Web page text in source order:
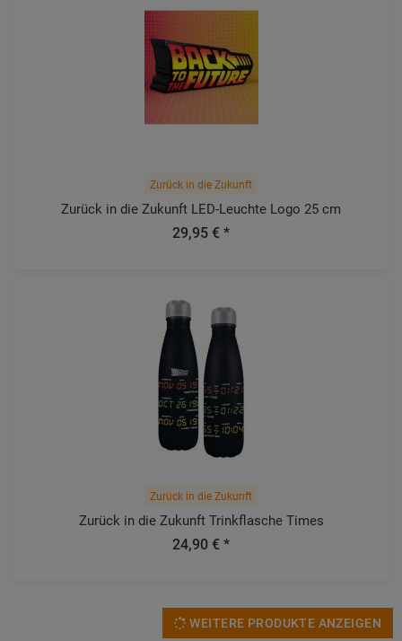
Zurück in die Zukunft
Zurück in die Zukunft LED-Leuchte Logo 25 cm
29,95 € *
Zurück in die Zukunft
Zurück in die Zukunft Trinkflasche Times
24,90 € *
WEITERE PRODUKTE ANZEIGEN